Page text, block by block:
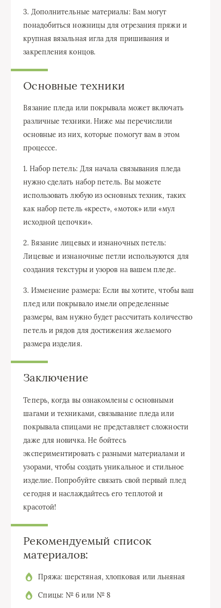
3. Дополнительные материалы: Вам могут
понадобиться ножницы для отрезания пряжи и
крупная вязальная игла для пришивания и
закрепления концов.
Основные техники
Вязание пледа или покрывала может включать
различные техники. Ниже мы перечислили
основные из них, которые помогут вам в этом
процессе.
1. Набор петель: Для начала связывания пледа
нужно сделать набор петель. Вы можете
использовать любую из основных техник, таких
как набор петель «крест», «моток» или «мул
исходной цепочки».
2. Вязание лицевых и изнаночных петель:
Лицевые и изнаночные петли используются для
создания текстуры и узоров на вашем пледе.
3. Изменение размера: Если вы хотите, чтобы ваш
плед или покрывало имели определенные
размеры, вам нужно будет рассчитать количество
петель и рядов для достижения желаемого
размера изделия.
Заключение
Теперь, когда вы ознакомлены с основными
шагами и техниками, связывание пледа или
покрывала спицами не представляет сложности
даже для новичка. Не бойтесь
экспериментировать с разными материалами и
узорами, чтобы создать уникальное и стильное
изделие. Попробуйте связать свой первый плед
сегодня и наслаждайтесь его теплотой и
красотой!
Рекомендуемый список
материалов:
Пряжа: шерстяная, хлопковая или льняная
Спицы: № 6 или № 8